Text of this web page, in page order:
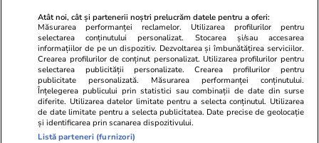
Horoscop 27 iulie - 2 august 2026. Luna Plină
aduce schimbări majore pentru toate zodiile
Atât noi, cât și partenerii noștri prelucrăm datele pentru a oferi:
Măsurarea performanței reclamelor. Utilizarea profilurilor pentru
selectarea conținutului personalizat. Stocarea și/sau accesarea
informațiilor de pe un dispozitiv. Dezvoltarea și îmbunătățirea serviciilor.
Crearea profilurilor de conținut personalizat. Utilizarea profilurilor pentru
selectarea publicității personalizate. Crearea profilurilor pentru
publicitate personalizată. Măsurarea performanței conținutului.
Înțelegerea publicului prin statistici sau combinații de date din surse
diferite. Utilizarea datelor limitate pentru a selecta conținutul. Utilizarea
de date limitate pentru a selecta publicitatea. Date precise de geolocație
și identificarea prin scanarea dispozitivului.
Listă parteneri (furnizori)